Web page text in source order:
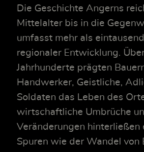
Die Geschichte Angerns
Mittelalter bis in die
umfasst mehr als
regionaler Entwicklung.
Jahrhunderte prägten
Handwerker, Geistliche,
Soldaten das Leben des
wirtschaftliche Umbrüche
Veränderungen hinterließen
Spuren wie der Wandel von